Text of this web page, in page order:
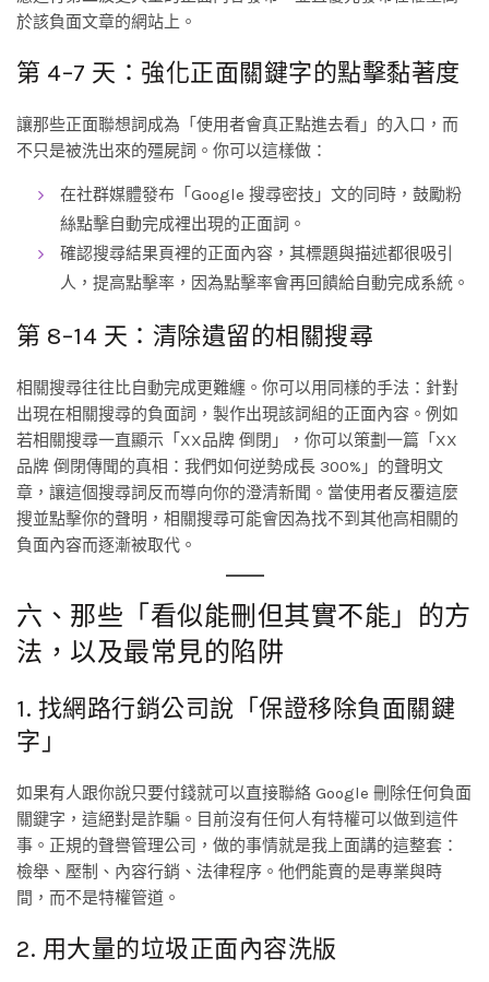
於該負面文章的網站上。
第 4–7 天：強化正面關鍵字的點擊黏著度
讓那些正面聯想詞成為「使用者會真正點進去看」的入口，而
不只是被洗出來的殭屍詞。你可以這樣做：
在社群媒體發布「Google 搜尋密技」文的同時，鼓勵粉
絲點擊自動完成裡出現的正面詞。
確認搜尋結果頁裡的正面內容，其標題與描述都很吸引
人，提高點擊率，因為點擊率會再回饋給自動完成系統。
第 8–14 天：清除遺留的相關搜尋
相關搜尋往往比自動完成更難纏。你可以用同樣的手法：針對
出現在相關搜尋的負面詞，製作出現該詞組的正面內容。例如
若相關搜尋一直顯示「XX品牌 倒閉」，你可以策劃一篇「XX
品牌 倒閉傳聞的真相：我們如何逆勢成長 300%」的聲明文
章，讓這個搜尋詞反而導向你的澄清新聞。當使用者反覆這麼
搜並點擊你的聲明，相關搜尋可能會因為找不到其他高相關的
負面內容而逐漸被取代。
六、那些「看似能刪但其實不能」的方
法，以及最常見的陷阱
1. 找網路行銷公司說「保證移除負面關鍵
字」
如果有人跟你說只要付錢就可以直接聯絡 Google 刪除任何負面
關鍵字，這絕對是詐騙。目前沒有任何人有特權可以做到這件
事。正規的聲譽管理公司，做的事情就是我上面講的這整套：
檢舉、壓制、內容行銷、法律程序。他們能賣的是專業與時
間，而不是特權管道。
2. 用大量的垃圾正面內容洗版